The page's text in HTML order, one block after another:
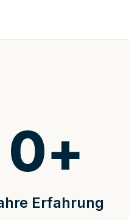
Erfahrung
0+